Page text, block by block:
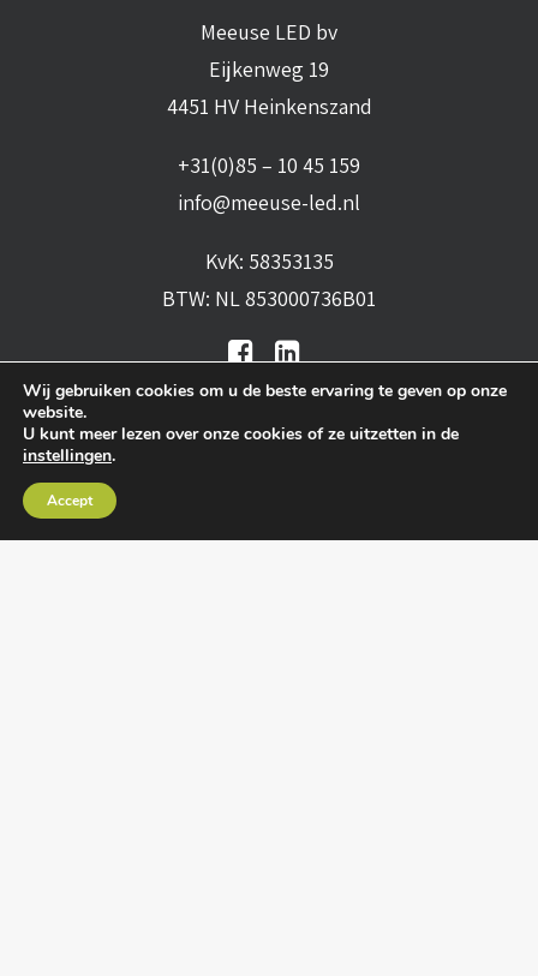
Meeuse LED bv
Eijkenweg 19
4451 HV Heinkenszand
+31(0)85 – 10 45 159
info@meeuse-led.nl
KvK: 58353135
BTW: NL 853000736B01
leveringsvoorwaarden
Wij gebruiken cookies om u de beste ervaring te geven op onze
website.
U kunt meer lezen over onze cookies of ze uitzetten in de
instellingen.
Accept